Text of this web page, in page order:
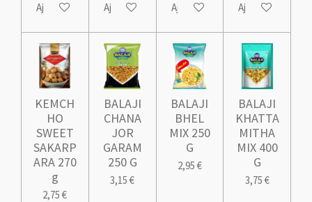
Ajouter au panierAjouter au panierAjouter au panierAjouter au panier
KEMCH
HO
SWEET
SAKARP
ARA 270
g
2,75 €
BALAJI
CHANA
JOR
GARAM
250 G
3,15 €
BALAJI
BHEL
MIX 250
G
2,95 €
BALAJI
KHATTA
MITHA
MIX 400
G
3,75 €